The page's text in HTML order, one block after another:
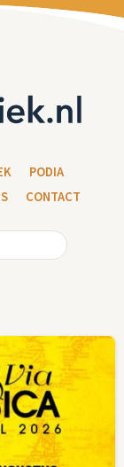
PODIA
CONTACT